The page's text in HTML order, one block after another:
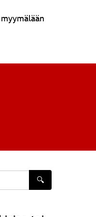
myymälään
🔍